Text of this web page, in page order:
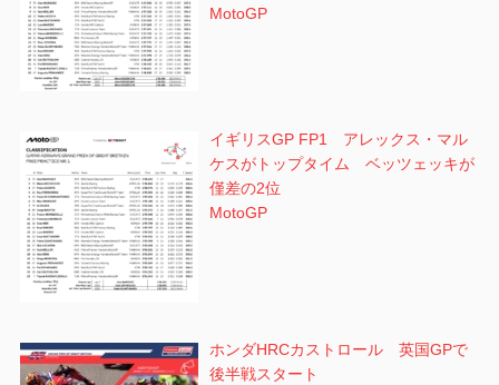
MotoGP
イギリスGP FP1 アレックス・マル
ケスがトップタイム ベッツェッキが
僅差の2位
MotoGP
ホンダHRCカストロール 英国GPで
後半戦スタート